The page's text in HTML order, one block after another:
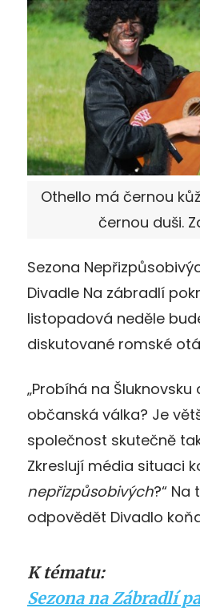
Othello má černou
černou duši.
Sezona
Divadle Na zábradlí
listopadová neděle
diskutované romské
„Probíhá na
občanská válka? Je
společnost skutečně
Zkreslují média situaci
nepřizpůsobivých?“ Na
odpovědět Divadlo
K tématu:
Sezona na Zábradlí